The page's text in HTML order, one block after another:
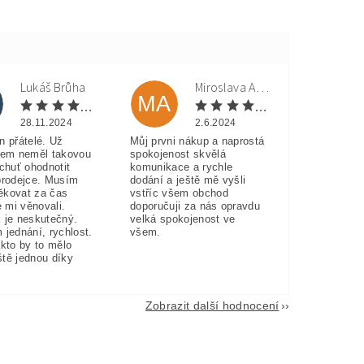
Lukáš Brůha
28.11.2024
přátelé. Už
neměl takovou
ohodnotit
Musím
za čas
mi věnovali.
je neskutečný.
jednání, rychlost.
by to mělo
jednou díky
MA
Miroslava Andorková
2.6.2024
Můj prvni nákup a naprostá
spokojenost skvělá
komunikace a rychle
dodání a ještě mě vyšli
vstříc všem obchod
doporučuji za nás opravdu
velká spokojenost ve
všem.
Zobrazit další hodnocení